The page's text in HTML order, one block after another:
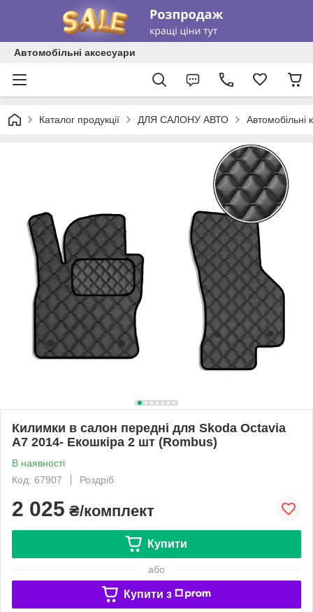
Автомобільні аксесуари
Каталог продукції ДЛЯ САЛОНУ АВТО Автомобільні
Килимки в салон передні для Skoda Octavia
A7 2014- Екошкіра 2 шт (Rombus)
В наявності
Код: 67907
Роздріб
2 025 ₴/комплект
Купити
або
Купити з